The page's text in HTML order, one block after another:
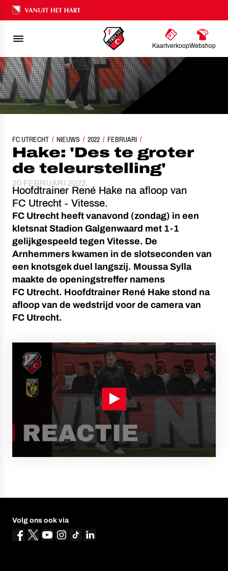
Ons nalatenschap
KaartverkoopWebshop
FC UTRECHT NIEUWS 2022 FEBRUARI
HAKE: 'DES TE GROTER DE TELEURSTELLING'
Hake: 'Des te groter
de teleurstelling'
20 FEBRUARI 2022
Hoofdtrainer René Hake na afloop van
FC Utrecht - Vitesse.
FC Utrecht heeft vanavond (zondag) in een
kletsnat Stadion Galgenwaard met 1-1
gelijkgespeeld tegen Vitesse. De
Arnhemmers kwamen in de slotseconden van
een knotsgek duel langszij. Moussa Sylla
maakte de openingstreffer namens
FC Utrecht. Hoofdtrainer René Hake stond na
afloop van de wedstrijd voor de camera van
FC Utrecht.
Volg ons ook via